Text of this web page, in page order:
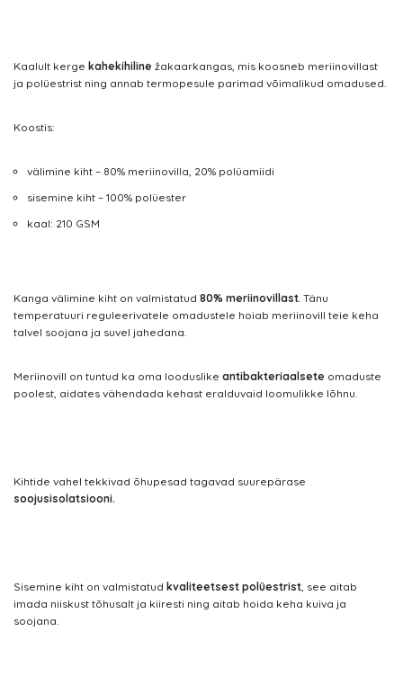
Kaalult kerge kahekihiline žakaarkangas, mis koosneb meriinovillast
ja polüestrist ning annab termopesule parimad võimalikud omadused.
Koostis:
välimine kiht – 80% meriinovilla, 20% polüamiidi
sisemine kiht – 100% polüester
kaal: 210 GSM
Kanga välimine kiht on valmistatud 80% meriinovillast . Tänu
temperatuuri reguleerivatele omadustele hoiab meriinovill teie keha
talvel soojana ja suvel jahedana.
Meriinovill on tuntud ka oma looduslike antibakteriaalsete omaduste
poolest, aidates vähendada kehast eralduvaid loomulikke lõhnu.
Kihtide vahel tekkivad õhupesad tagavad suurepärase
soojusisolatsiooni.
Sisemine kiht on valmistatud kvaliteetsest polüestrist , see aitab
imada niiskust tõhusalt ja kiiresti ning aitab hoida keha kuiva ja
soojana.